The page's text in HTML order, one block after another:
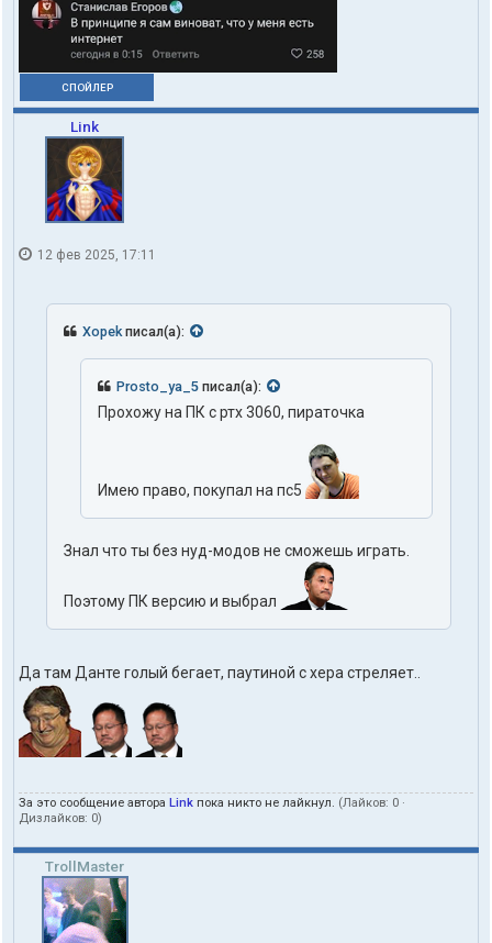
СПОЙЛЕР
Link
12 фев 2025, 17:11
Xopekписал(а):
Prosto_ya_5 писал(а):
Прохожу на ПК с ртх 3060, пираточка
Имею право, покупал на пс5
Знал что ты без нуд-модов не сможешь играть.
Поэтому ПК версию и выбрал
Да там Данте голый бегает, паутиной с хера стреляет..
За это сообщение автора Link пока никто не лайкнул. (Лайков: 0 ·
Дизлайков: 0)
TrollMaster